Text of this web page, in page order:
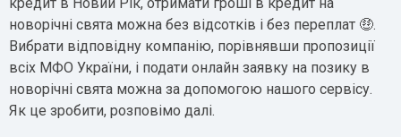
новорічні свята можна без відсотків і без переплат 🤑.
Вибрати відповідну компанію, порівнявши пропозиції
всіх МФО України, і подати онлайн заявку на позику в
новорічні свята можна за допомогою нашого сервісу.
Як це зробити, розповімо далі.